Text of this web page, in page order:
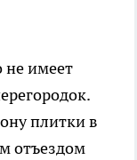
не имеет
плитки в
отъездом